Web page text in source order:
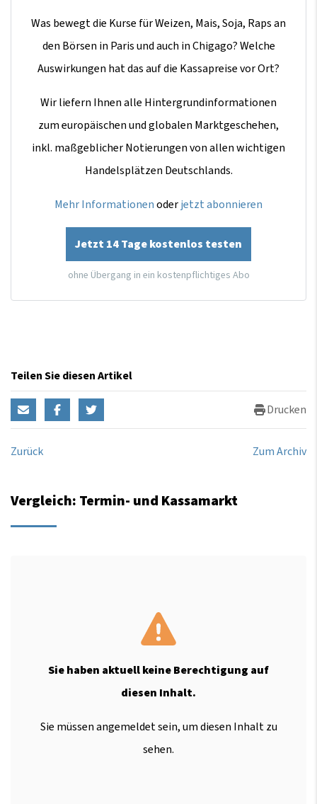
Was bewegt die Kurse für Weizen, Mais, Soja, Raps an
den Börsen in Paris und auch in Chigago? Welche
Auswirkungen hat das auf die Kassapreise vor Ort?
Wir liefern Ihnen alle Hintergrundinformationen
zum europäischen und globalen Marktgeschehen,
inkl. maßgeblicher Notierungen von allen wichtigen
Handelsplätzen Deutschlands.
Mehr Informationenoderjetzt abonnieren
Jetzt 14 Tage kostenlos testen
ohne Übergang in ein kostenpflichtiges Abo
Teilen Sie diesen Artikel
Drucken
Zurück Zum Archiv
Vergleich: Termin- und Kassamarkt
Sie haben aktuell keine Berechtigung auf
diesen Inhalt.
Sie müssen angemeldet sein, um diesen Inhalt zu
sehen.